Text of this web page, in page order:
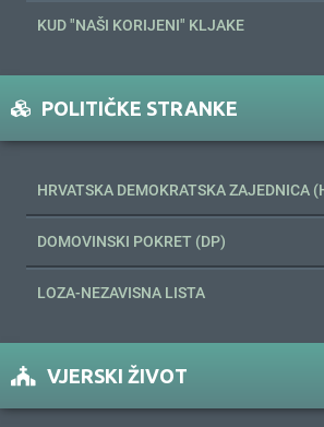
KUD "NAŠI KORIJENI" KLJAKE
POLITIČKE STRANKE
HRVATSKA DEMOKRATSKA ZAJEDNICA
DOMOVINSKI POKRET (DP)
LOZA-NEZAVISNA LISTA
VJERSKI ŽIVOT